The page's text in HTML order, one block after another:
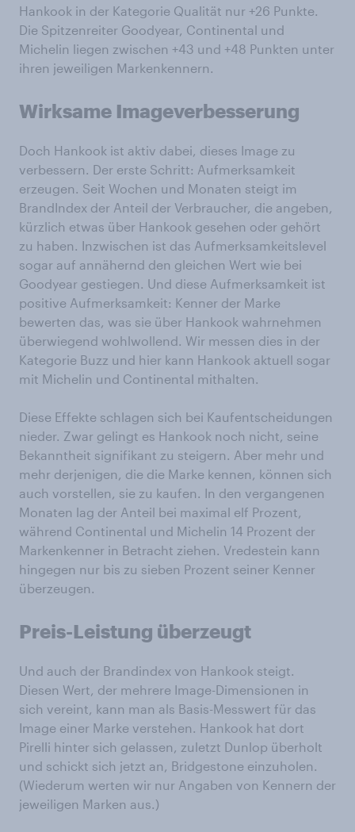
Hankook in der Kategorie Qualität nur +26 Punkte.
Die Spitzenreiter Goodyear, Continental und
Michelin liegen zwischen +43 und +48 Punkten unter
ihren jeweiligen Markenkennern.
Wirksame Imageverbesserung
Doch Hankook ist aktiv dabei, dieses Image zu
verbessern. Der erste Schritt: Aufmerksamkeit
erzeugen. Seit Wochen und Monaten steigt im
BrandIndex der Anteil der Verbraucher, die angeben,
kürzlich etwas über Hankook gesehen oder gehört
zu haben. Inzwischen ist das Aufmerksamkeitslevel
sogar auf annähernd den gleichen Wert wie bei
Goodyear gestiegen. Und diese Aufmerksamkeit ist
positive Aufmerksamkeit: Kenner der Marke
bewerten das, was sie über Hankook wahrnehmen
überwiegend wohlwollend. Wir messen dies in der
Kategorie Buzz und hier kann Hankook aktuell sogar
mit Michelin und Continental mithalten.
Diese Effekte schlagen sich bei Kaufentscheidungen
nieder. Zwar gelingt es Hankook noch nicht, seine
Bekanntheit signifikant zu steigern. Aber mehr und
mehr derjenigen, die die Marke kennen, können sich
auch vorstellen, sie zu kaufen. In den vergangenen
Monaten lag der Anteil bei maximal elf Prozent,
während Continental und Michelin 14 Prozent der
Markenkenner in Betracht ziehen. Vredestein kann
hingegen nur bis zu sieben Prozent seiner Kenner
überzeugen.
Preis-Leistung überzeugt
Und auch der Brandindex von Hankook steigt.
Diesen Wert, der mehrere Image-Dimensionen in
sich vereint, kann man als Basis-Messwert für das
Image einer Marke verstehen. Hankook hat dort
Pirelli hinter sich gelassen, zuletzt Dunlop überholt
und schickt sich jetzt an, Bridgestone einzuholen.
(Wiederum werten wir nur Angaben von Kennern der
jeweiligen Marken aus.)